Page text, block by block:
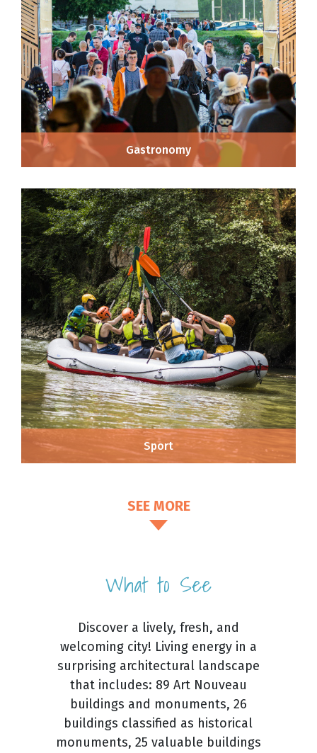
Gastronomy
Sport
SEE MORE
What to See
Discover a lively, fresh, and
welcoming city! Living energy in a
surprising architectural landscape
that includes: 89 Art Nouveau
buildings and monuments, 26
buildings classified as historical
monuments, 25 valuable buildings